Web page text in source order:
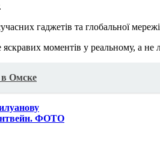
гаджетів та глобальної
моментів у реальному, а не
в Омске
ФОТО